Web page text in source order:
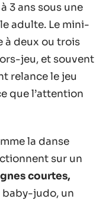
3 ans sous une
adulte. Le mini-
à deux ou trois
jeu, et souvent
relance le jeu
que l’attention
la danse
sur un
courtes,
baby-judo, un